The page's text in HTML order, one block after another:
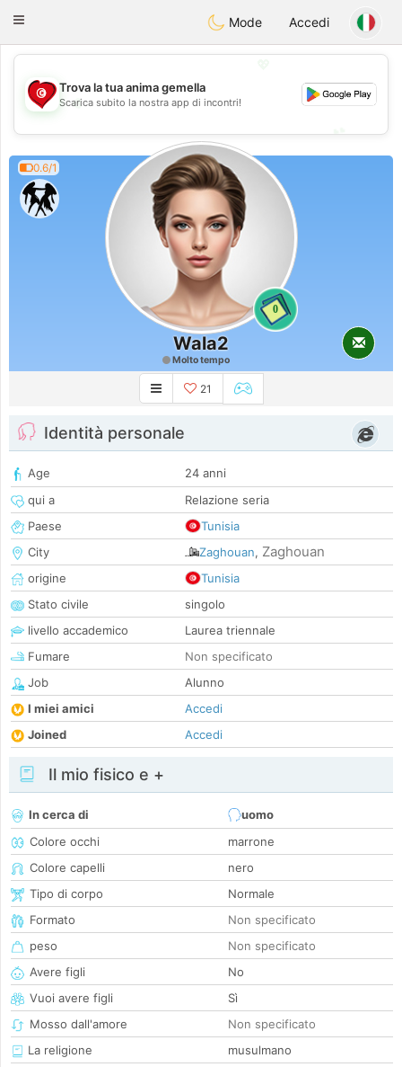
Tunisia Dating
Toggle
Mode Accedi
💖
💕
Trova la tua anima gemella
Scarica subito la nostra app di incontri!
0.6/1
0
Wala2
Molto tempo
21
Identità personale
Age
24 anni
qui a
Relazione seria
Paese
Tunisia
City
Zaghouan, Zaghouan
origine
Tunisia
Stato civile
singolo
livello accademico
Laurea triennale
Fumare
Non specificato
Job
Alunno
I miei amici
Accedi
Joined
Accedi
Il mio fisico e +
In cerca di
uomo
Colore occhi
marrone
Colore capelli
nero
Tipo di corpo
Normale
Formato
Non specificato
peso
Non specificato
Avere figli
No
Vuoi avere figli
Sì
Mosso dall'amore
Non specificato
La religione
musulmano